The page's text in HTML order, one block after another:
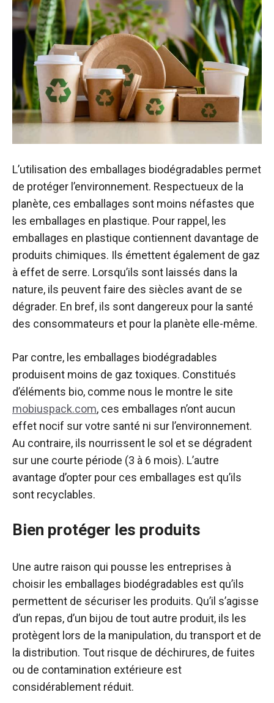
L’utilisation des emballages biodégradables permet
de protéger l’environnement. Respectueux de la
planète, ces emballages sont moins néfastes que
les emballages en plastique. Pour rappel, les
emballages en plastique contiennent davantage de
produits chimiques. Ils émettent également de gaz
à effet de serre. Lorsqu’ils sont laissés dans la
nature, ils peuvent faire des siècles avant de se
dégrader. En bref, ils sont dangereux pour la santé
des consommateurs et pour la planète elle-même.
Par contre, les emballages biodégradables
produisent moins de gaz toxiques. Constitués
d’éléments bio, comme nous le montre le site
mobiuspack.com, ces emballages n’ont aucun
effet nocif sur votre santé ni sur l’environnement.
Au contraire, ils nourrissent le sol et se dégradent
sur une courte période (3 à 6 mois). L’autre
avantage d’opter pour ces emballages est qu’ils
sont recyclables.
Bien protéger les produits
Une autre raison qui pousse les entreprises à
choisir les emballages biodégradables est qu’ils
permettent de sécuriser les produits. Qu’il s’agisse
d’un repas, d’un bijou de tout autre produit, ils les
protègent lors de la manipulation, du transport et de
la distribution. Tout risque de déchirures, de fuites
ou de contamination extérieure est
considérablement réduit.